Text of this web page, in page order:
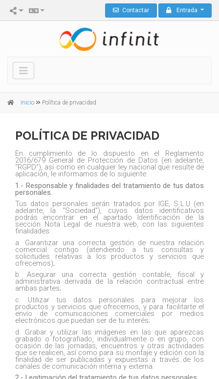
Contactar Entrada
Inicio Política de privacidad
POLÍTICA DE PRIVACIDAD
En cumplimiento de lo dispuesto en el Reglamento
2016/679 General de Protección de Datos (en adelante,
“RGPD”), así como en cualquier ley nacional que resulte de
aplicación, le informamos de lo siguiente:
1.- Responsable y finalidades del tratamiento de tus datos
personales.
Tus datos personales serán tratados por IGE, S.L.U (en
adelante, la “Sociedad”), cuyos datos identificativos
podrás encontrar en el apartado Identificación de la
sección Nota Legal de nuestra web, con las siguientes
finalidades:
a. Garantizar una correcta gestión de nuestra relación
comercial contigo (atendiendo a tus consultas y
solicitudes relativas a los productos y servicios que
ofrecemos);
b. Asegurar una correcta gestión contable, fiscal y
administrativa derivada de la relación contractual entre
ambas partes;
c. Utilizar tus datos personales para mejorar los
productos y servicios que ofrecemos, y para facilitarte el
envío de comunicaciones comerciales por medios
electrónicos que puedan ser de tu interés;
d. Grabar y utilizar las imágenes en las que aparezcas
grabado o fotografiado, individualmente o en grupo, con
ocasión de las jornadas, encuentros y otras actividades
que se realicen, así como para su montaje y edición con la
finalidad de ser publicadas y expuestas a través de los
canales de comunicación interna y externa.